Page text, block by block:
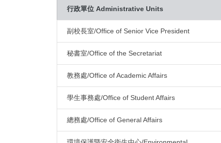
行政單位 Administrative Units
副校長室/Office of Senior Vice President
秘書室/Office of the Secretariat
教務處/Office of Academic Affairs
學生事務處/Office of Student Affairs
總務處/Office of General Affairs